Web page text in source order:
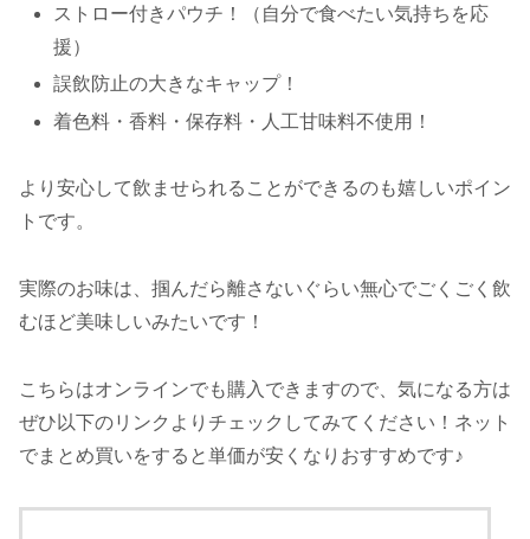
ストロー付きパウチ！（自分で食べたい気持ちを応
援）
誤飲防止の大きなキャップ！
着色料・香料・保存料・人工甘味料不使用！
より安心して飲ませられることができるのも嬉しいポイン
トです。
実際のお味は、掴んだら離さないぐらい無心でごくごく飲
むほど美味しいみたいです！
こちらはオンラインでも購入できますので、気になる方は
ぜひ以下のリンクよりチェックしてみてください！ネット
でまとめ買いをすると単価が安くなりおすすめです♪